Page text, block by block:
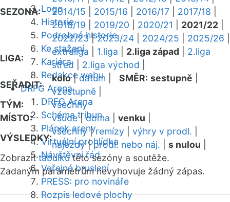
Logo
Historie
Podrobná historie
Ke stažení
Kariéra
Redakce webu
DRFG Arena
DRFG Arena
Schéma tribun
Plánek areny
Virtuální prohlídka
Návštěvní řád
Veřejné bruslení
PRESS: pro novináře
Rozpis ledové plochy
SEZONA:
2014/15
2015/16 2016/17 2017/18
2018/19
2019/20 2020/21 2021/22
2022/23|2023/24 2024/25 2025/26
LIGA:
extraliga 1.liga 2.liga západ
2.liga
střed
2.liga východ
SEŘADIT:
kolo|datum SMĚR: sestupně
vzestupně
TÝM:
všechny
MÍSTO:
všude|doma venku
VÝSLEDKY:
všechny|remízy výhry v prodl.
nájezdy|prodl. nebo náj. s nulou
Zobrazittabulkutéto sezóny a soutěže.
Zadaným parametrům nevyhovuje žádný zápas.